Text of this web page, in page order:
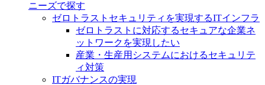
ニーズで探す
ゼロトラストセキュリティを実現するITインフラ
ゼロトラストに対応するセキュアな企業ネ
ットワークを実現したい
産業・生産用システムにおけるセキュリテ
ィ対策
ITガバナンスの実現